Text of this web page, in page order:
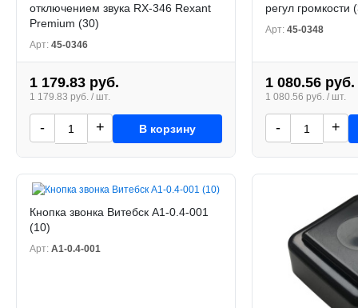
отключением звука RX-346 Rexant
Premium (30)
Арт: 45-0346
1 179.83 руб.
1 179.83 руб. / шт.
- + В корзину
регул громкости
Арт: 45-0348
1 080.56 руб.
1 080.56 руб. / шт.
- +
Кнопка звонка Витебск A1-0.4-001
(10)
Арт: А1-0.4-001